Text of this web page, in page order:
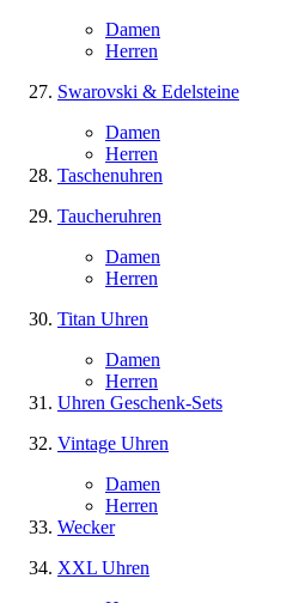
Damen
Herren
Swarovski & Edelsteine
Damen
Herren
Taschenuhren
Taucheruhren
Damen
Herren
Titan Uhren
Damen
Herren
Uhren Geschenk-Sets
Vintage Uhren
Damen
Herren
Wecker
XXL Uhren